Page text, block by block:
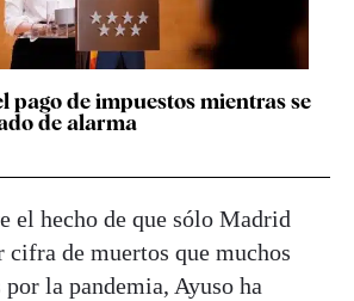
pago de impuestos mientras se
de alarma
el hecho de que sólo Madrid
cifra de muertos que muchos
por la pandemia, Ayuso ha